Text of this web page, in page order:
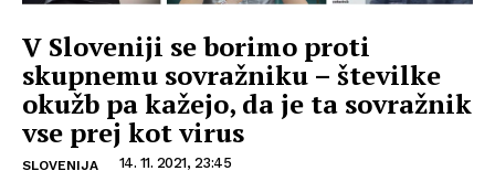
V Sloveniji se borimo proti
skupnemu sovražniku – številke
okužb pa kažejo, da je ta sovražnik
vse prej kot virus
SLOVENIJA 14. 11. 2021, 23:45